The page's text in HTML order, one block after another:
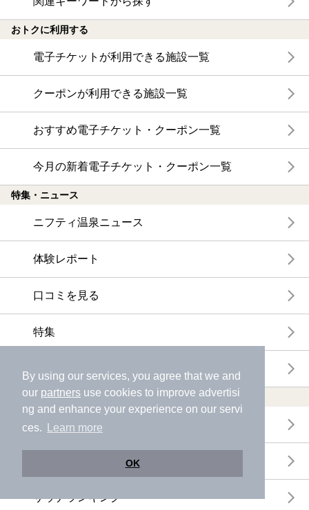
By using our services, you agree that we and
our partners use cookies to improve advertisi
ng and enhance your experience on our servi
ces.
Learn more
OK
おトクに利用する
電子チケットが利用できる施設一覧
クーポンが利用できる施設一覧
おすすめ電子チケット・クーポン一覧
今月の新着電子チケット・クーポン一覧
特集・ニュース
ニフティ温泉ニュース
体験レポート
口コミを見る
特集
温浴施設ランキング
年間温泉ランキング
月間温泉ランキング
サウナランキング